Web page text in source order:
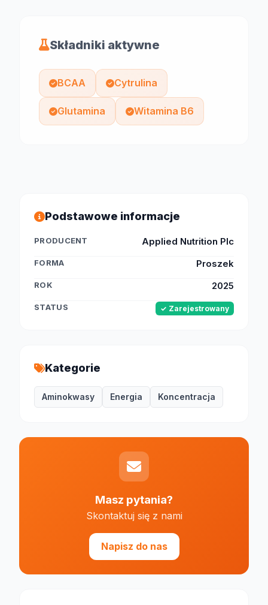
Składniki aktywne
BCAA Cytrulina
Glutamina Witamina B6
Podstawowe informacje
PRODUCENT Applied Nutrition Plc
FORMA Proszek
ROK 2025
STATUS ✓ Zarejestrowany
Kategorie
Aminokwasy Energia Koncentracja
Masz pytania?
Skontaktuj się z nami
Napisz do nas